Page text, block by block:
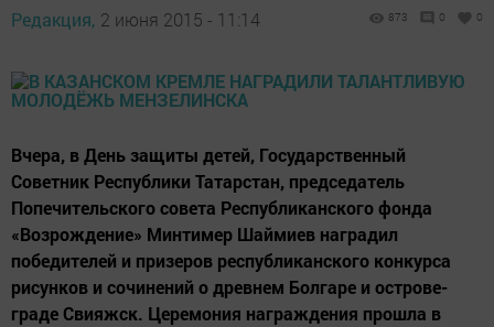
Редакция, 2 июня 2015 - 11:14 873 0 0
Вчера, в День защиты детей, Государственный
Советник Республики Татарстан, председатель
Попечительского совета Республиканского фонда
«Возрождение» Минтимер Шаймиев наградил
победителей и призеров республиканского конкурса
рисунков и сочинений о древнем Болгаре и острове-
граде Свияжск. Церемония награждения прошла в